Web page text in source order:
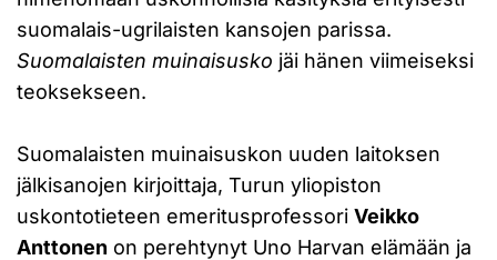
suomalais-ugrilaisten kansojen parissa.
Suomalaisten muinaisusko jäi hänen viimeiseksi
teoksekseen.
Suomalaisten muinaisuskon uuden laitoksen
jälkisanojen kirjoittaja, Turun yliopiston
uskontotieteen emeritusprofessori Veikko
Anttonen on perehtynyt Uno Harvan elämään ja